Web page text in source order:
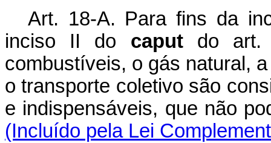
Art. 18-A. Para fins da
inciso II do caputdo art.
combustíveis, o gás natural,
o transporte coletivo são
e indispensáveis, que não
(Incluído pela Lei